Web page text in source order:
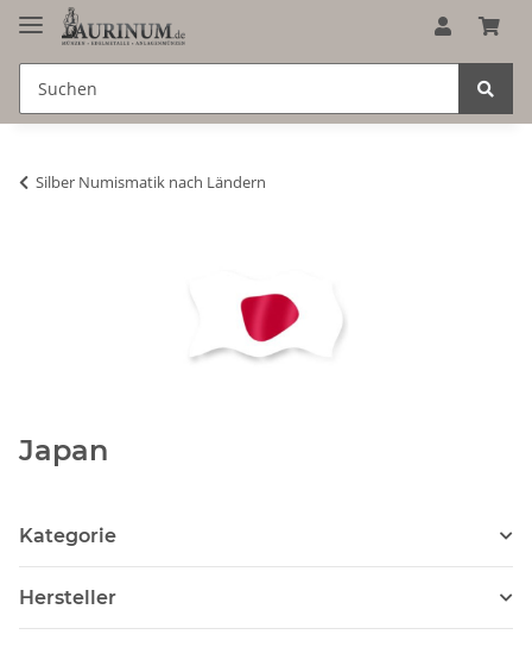
Silber Numismatik nach Ländern
Japan
Kategorie
Hersteller